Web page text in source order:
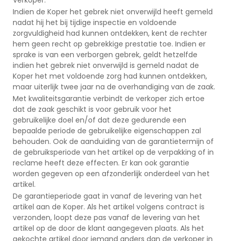
Indien de Koper het gebrek niet onverwijld heeft gemeld
nadat hij het bij tijdige inspectie en voldoende
zorgvuldigheid had kunnen ontdekken, kent de rechter
hem geen recht op gebrekkige prestatie toe. Indien er
sprake is van een verborgen gebrek, geldt hetzelfde
indien het gebrek niet onverwijld is gemeld nadat de
Koper het met voldoende zorg had kunnen ontdekken,
maar uiterlijk twee jaar na de overhandiging van de zaak.
Met kwaliteitsgarantie verbindt de verkoper zich ertoe
dat de zaak geschikt is voor gebruik voor het
gebruikelijke doel en/of dat deze gedurende een
bepaalde periode de gebruikelijke eigenschappen zal
behouden. Ook de aanduiding van de garantietermijn of
de gebruiksperiode van het artikel op de verpakking of in
reclame heeft deze effecten. Er kan ook garantie
worden gegeven op een afzonderlijk onderdeel van het
artikel.
De garantieperiode gaat in vanaf de levering van het
artikel aan de Koper. Als het artikel volgens contract is
verzonden, loopt deze pas vanaf de levering van het
artikel op de door de klant aangegeven plaats. Als het
gekochte artikel door iemand anders dan de verkoper in